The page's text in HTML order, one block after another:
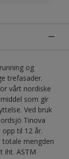
og
trefasader.
vårt nordiske
som gir
Ved bruk
Tinova
til 12 år.
totale mengden
iht. ASTM